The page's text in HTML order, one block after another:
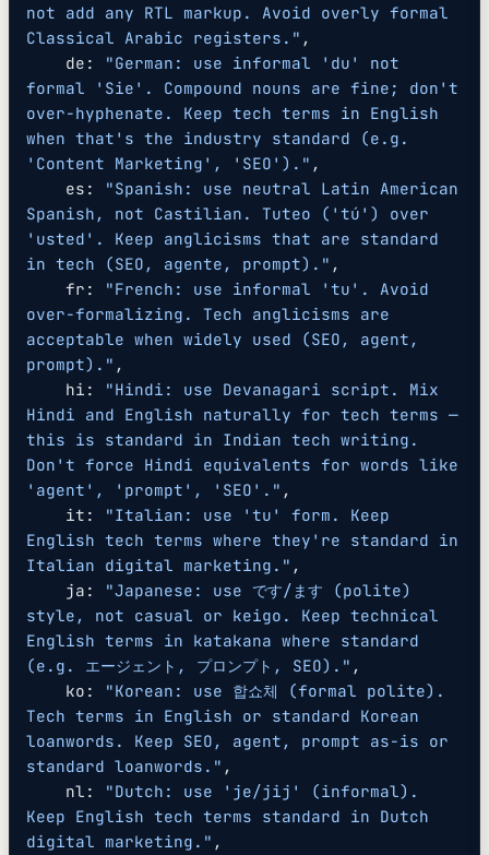
not add any RTL markup. Avoid overly formal
Classical Arabic registers." ,
    de:
"German: use informal 'du' not
formal 'Sie'. Compound nouns are fine; don't
over-hyphenate. Keep tech terms in English
when that's the industry standard (e.g.
'Content Marketing', 'SEO')." ,
    es:
"Spanish: use neutral Latin American
Spanish, not Castilian. Tuteo ('tú') over
'usted'. Keep anglicisms that are standard
in tech (SEO, agente, prompt)." ,
    fr:
"French: use informal 'tu'. Avoid
over-formalizing. Tech anglicisms are
acceptable when widely used (SEO, agent,
prompt)." ,
    hi:
"Hindi: use Devanagari script. Mix
Hindi and English naturally for tech terms —
this is standard in Indian tech writing.
Don't force Hindi equivalents for words like
'agent', 'prompt', 'SEO'." ,
    it:
"Italian: use 'tu' form. Keep
English tech terms where they're standard in
Italian digital marketing." ,
    ja:
"Japanese: use です/ます (polite)
style, not casual or keigo. Keep technical
English terms in katakana where standard
(e.g. エージェント, プロンプト, SEO)." ,
    ko:
"Korean: use 합쇼체 (formal polite).
Tech terms in English or standard Korean
loanwords. Keep SEO, agent, prompt as-is or
standard loanwords." ,
    nl:
"Dutch: use 'je/jij' (informal).
Keep English tech terms standard in Dutch
digital marketing." ,